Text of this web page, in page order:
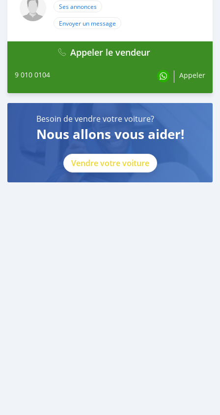
Ses annonces
Envoyer un message
Appeler le vendeur
9 010 0104 Appeler
Besoin de vendre votre voiture?
Nous allons vous aider!
Vendre votre voiture